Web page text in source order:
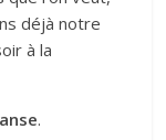
déjà notre
à la
.